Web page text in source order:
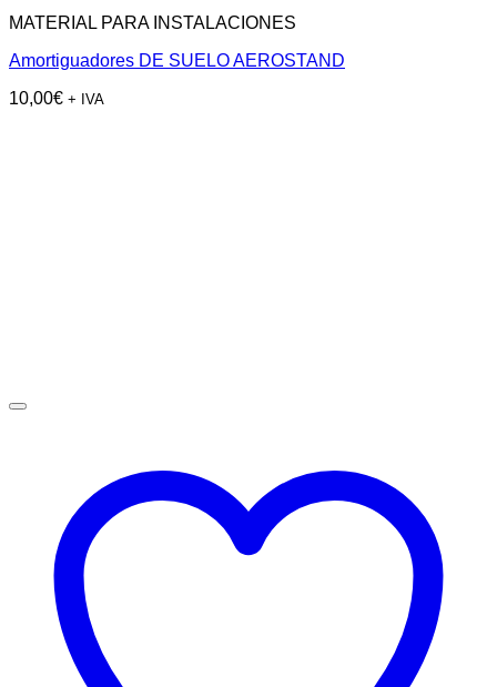
MATERIAL PARA INSTALACIONES
Amortiguadores DE SUELO AEROSTAND
10,00€ + IVA